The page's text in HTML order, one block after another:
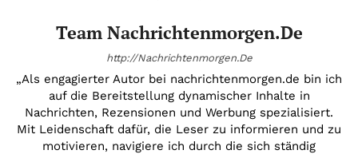
Team Nachrichtenmorgen.de
http://Nachrichtenmorgen.De
„Als engagierter Autor bei nachrichtenmorgen.de bin ich
auf die Bereitstellung dynamischer Inhalte in
Nachrichten, Rezensionen und Werbung spezialisiert.
Mit Leidenschaft dafür, die Leser zu informieren und zu
motivieren, navigiere ich durch die sich ständig